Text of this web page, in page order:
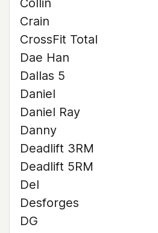
Collin
Crain
CrossFit Total
Dae Han
Dallas 5
Daniel
Daniel Ray
Danny
Deadlift 3RM
Deadlift 5RM
Del
Desforges
DG